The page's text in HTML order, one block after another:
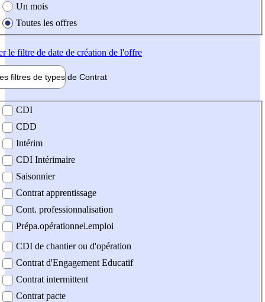
Un mois
Toutes les offres
le filtre de date de création de l'offre
filtres de types de Contrat
contrat
CDI
CDD
Intérim
CDI Intérimaire
Saisonnier
Contrat apprentissage
Cont. professionnalisation
Prépa.opérationnel.emploi
CDI de chantier ou d'opération
Contrat d'Engagement Educatif
Contrat intermittent
Contrat pacte